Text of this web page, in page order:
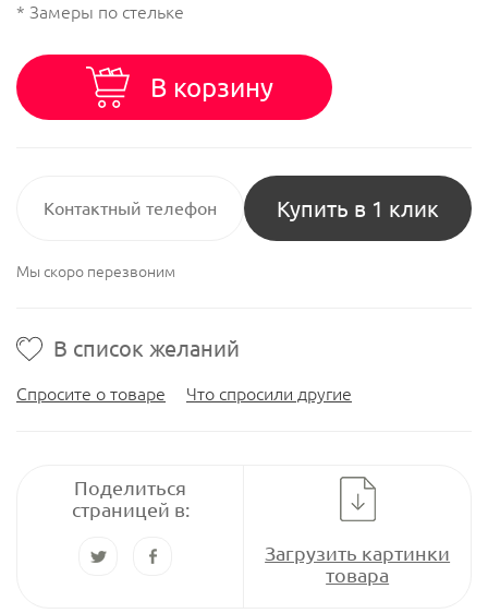
* Замеры по стельке
В корзину
Купить в 1 клик
Мы скоро перезвоним
В список желаний
Спросите о товаре Что спросили другие
Поделиться
страницей в:
Загрузить картинки
товара